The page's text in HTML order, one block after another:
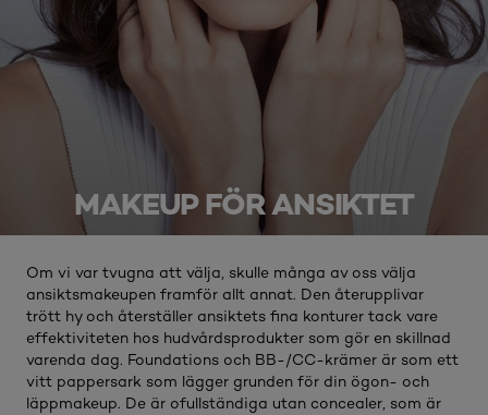
MAKEUP FÖR ANSIKTET
Om vi var tvugna att välja, skulle många av oss välja
ansiktsmakeupen framför allt annat. Den återupplivar
trött hy och återställer ansiktets fina konturer tack vare
effektiviteten hos hudvårdsprodukter som gör en skillnad
varenda dag. Foundations och BB-/CC-krämer är som ett
vitt pappersark som lägger grunden för din ögon- och
läppmakeup. De är ofullständiga utan concealer, som är